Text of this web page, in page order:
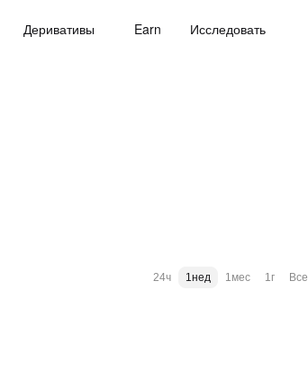
Деривативы Earn Исследовать
24ч 1нед 1мес 1г Все